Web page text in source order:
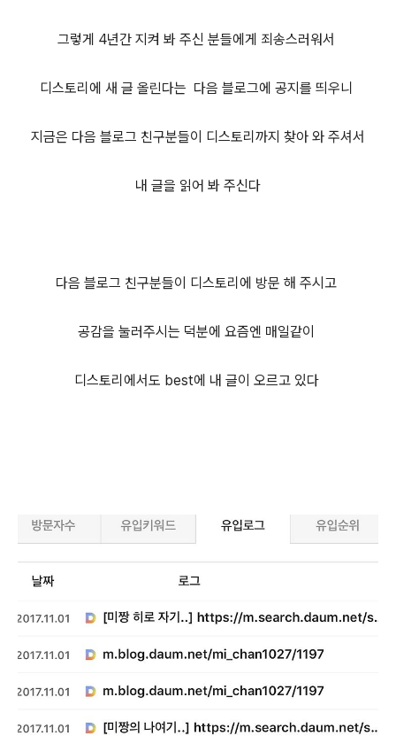
그렇게 4년간 지켜 봐 주신 분들에게 죄송스러워서
디스토리에 새 글 올린다는 다음 블로그에 공지를 띄우니
지금은 다음 블로그 친구분들이 디스토리까지 찾아 와 주셔서
내 글을 읽어 봐 주신다
다음 블로그 친구분들이 디스토리에 방문 해 주시고
공감을 눌러주시는 덕분에 요즘엔 매일같이
디스토리에서도 best에 내 글이 오르고 있다